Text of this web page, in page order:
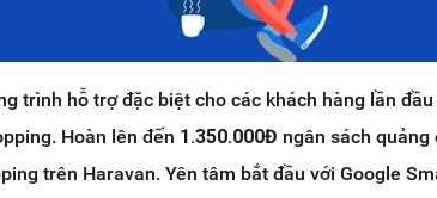
trình hỗ trợ đặc biệt cho các khách hàng lần
Hoàn lên đến 1.350.000Đ ngân sách quảng
trên Haravan. Yên tâm bắt đầu với Google